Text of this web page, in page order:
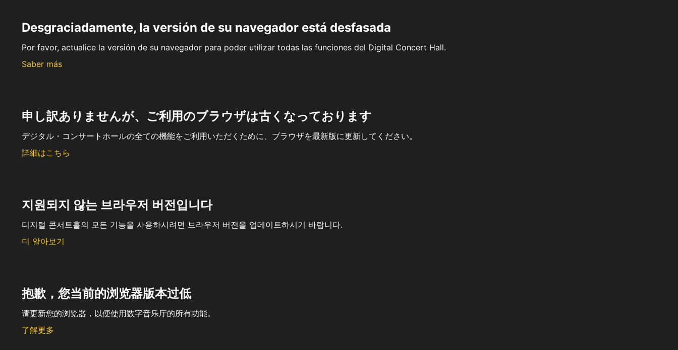
Desgraciadamente, la versión de su navegador está desfasada
Por favor, actualice la versión de su navegador para poder utilizar todas las funciones del Digital Concert Hall.
Saber más
申し訳ありませんが、ご利用のブラウザは古くなっております
デジタル・コンサートホールの全ての機能をご利用いただくために、ブラウザを最新版に更新してください。
詳細はこちら
지원되지 않는 브라우저 버전입니다
디지털 콘서트홀의 모든 기능을 사용하시려면 브라우저 버전을 업데이트하시기 바랍니다.
더 알아보기
抱歉，您当前的浏览器版本过低
请更新您的浏览器，以便使用数字音乐厅的所有功能。
了解更多